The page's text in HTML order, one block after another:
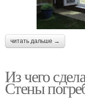
читать дальше →
Из чего
Стены